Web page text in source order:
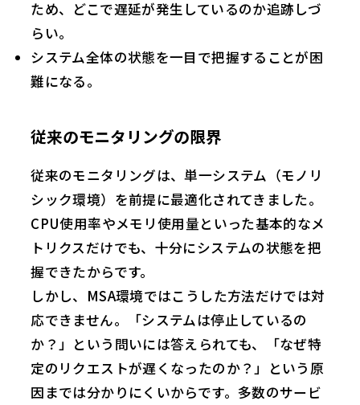
ため、どこで遅延が発生しているのか追跡しづ
らい。
システム全体の状態を一目で把握することが困
難になる。
従来のモニタリングの限界
従来のモニタリングは、単一システム（モノリ
シック環境）を前提に最適化されてきました。
CPU使用率やメモリ使用量といった基本的なメ
トリクスだけでも、十分にシステムの状態を把
握できたからです。
しかし、MSA環境ではこうした方法だけでは対
応できません。「システムは停止しているの
か？」という問いには答えられても、「なぜ特
定のリクエストが遅くなったのか？」という原
因までは分かりにくいからです。多数のサービ